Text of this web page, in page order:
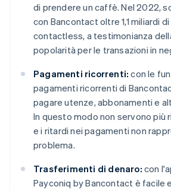
di prendere un caffè. Nel 2022,
con Bancontact oltre 1,1 miliardi
contactless, a testimonianza
popolarità per le transazioni in
Pagamenti ricorrenti: con le
pagamenti ricorrenti di
pagare utenze, abbonamenti e
In questo modo non servono più
e i ritardi nei pagamenti non
problema.
Trasferimenti di denaro: con
Payconiq by Bancontact è facile